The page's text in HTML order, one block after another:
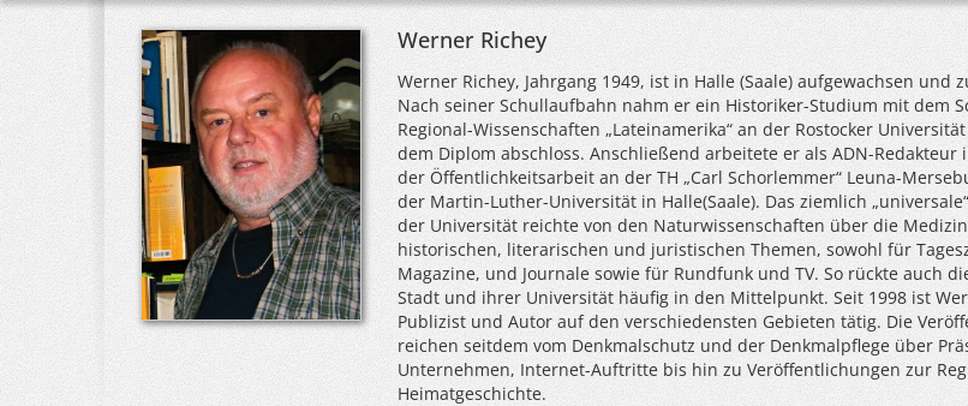
Werner Richey
Werner Richey, Jahrgang 1949, ist in Halle (Saale) aufgewachsen und
Nach seiner Schullaufbahn nahm er ein Historiker-Studium mit dem
Regional-Wissenschaften „Lateinamerika“ an der Rostocker
dem Diplom abschloss. Anschließend arbeitete er als ADN-Redakteur
der Öffentlichkeitsarbeit an der TH „Carl Schorlemmer“ Leuna-
der Martin-Luther-Universität in Halle(Saale). Das ziemlich
der Universität reichte von den Naturwissenschaften über die
historischen, literarischen und juristischen Themen, sowohl für
Magazine, und Journale sowie für Rundfunk und TV. So rückte auch
Stadt und ihrer Universität häufig in den Mittelpunkt. Seit 1998 ist
Publizist und Autor auf den verschiedensten Gebieten tätig. Die
reichen seitdem vom Denkmalschutz und der Denkmalpflege über
Unternehmen, Internet-Auftritte bis hin zu Veröffentlichungen zur
Heimatgeschichte.